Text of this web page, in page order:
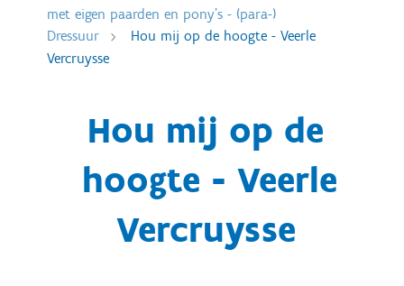
met eigen paarden en pony's - (para-)
Dressuur
Hou mij op de hoogte - Veerle
Vercruysse
Hou mij op de
hoogte - Veerle
Vercruysse